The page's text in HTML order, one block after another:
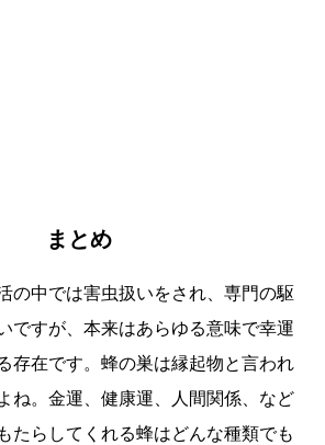
まとめ
の中では害虫扱いをされ、専門の駆
ですが、本来はあらゆる意味で幸運
存在です。蜂の巣は縁起物と言われ
ね。金運、健康運、人間関係、など
たらしてくれる蜂はどんな種類でも